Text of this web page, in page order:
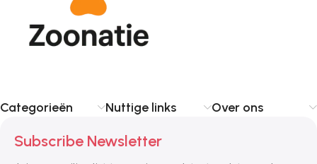
Categorieën Nuttige links Over ons
Subscribe Newsletter